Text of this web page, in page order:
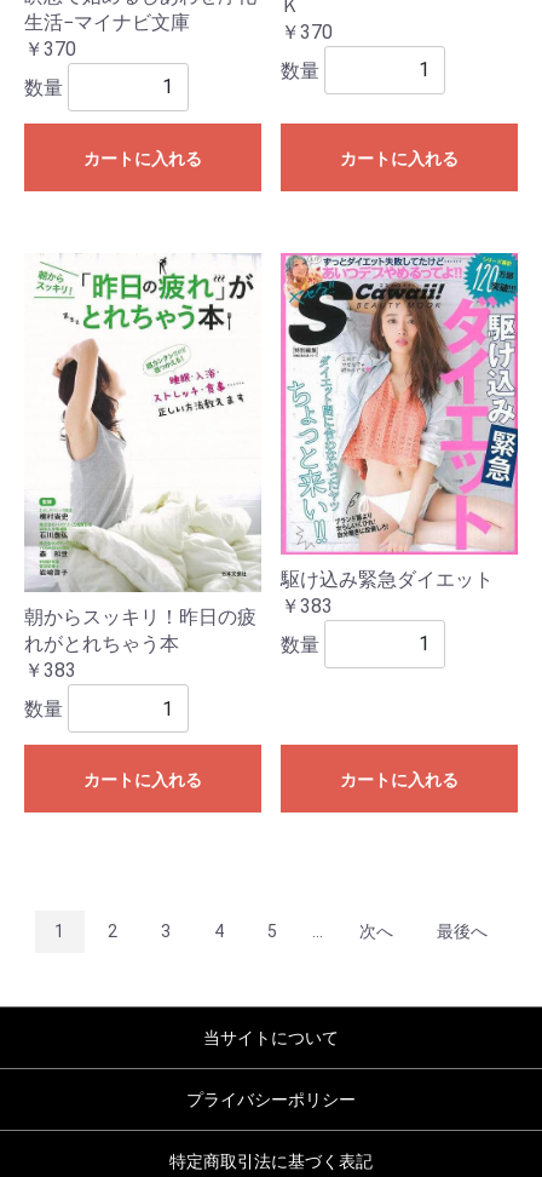
生活−マイナビ文庫
￥370
数量
カートに入れる
Ｋ
￥370
数量
カートに入れる
朝からスッキリ！昨日の疲
れがとれちゃう本
￥383
数量
カートに入れる
駆け込み緊急ダイエット
￥383
数量
カートに入れる
1 2 3 4 5 ... 次へ 最後へ
当サイトについて
プライバシーポリシー
特定商取引法に基づく表記